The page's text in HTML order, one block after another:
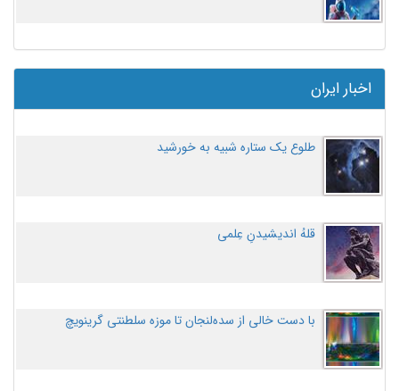
اخبار ایران
طلوع یک ستاره شبیه به خورشید
قلهُ اندیشیدنِ عِلمی
با دست خالی از سده‌لنجان تا موزه سلطنتی گرینویچ